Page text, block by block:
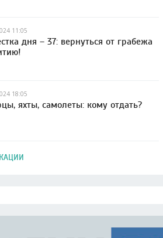
11:05
дня – 37: вернуться от грабежа
18:05
яхты, самолеты: кому отдать?